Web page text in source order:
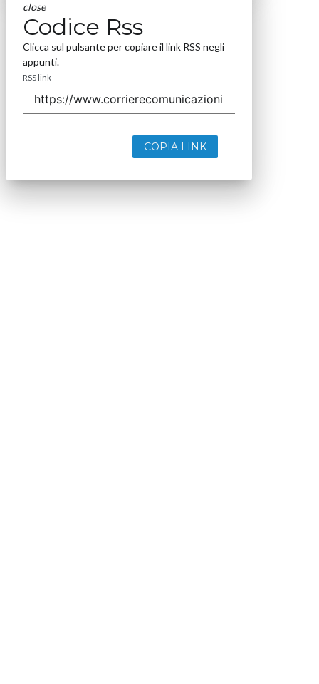
close
Codice Rss
Clicca sul pulsante per copiare il link RSS negli
appunti.
RSS link
COPIA LINK